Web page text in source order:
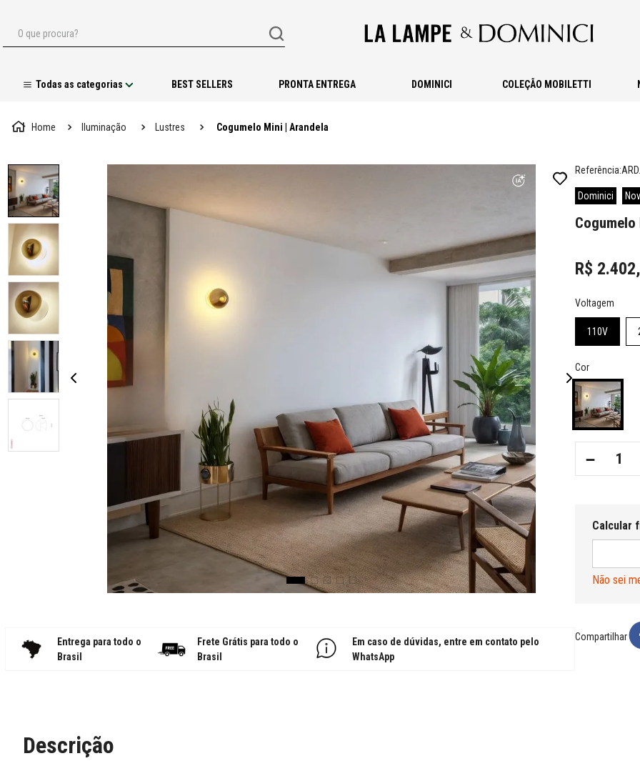
O que procura?
BEST SELLERS PRONTA ENTREGA DOMINICI COLEÇÃO MOBILETTI
Iluminação Lustres Cogumelo Mini | Arandela
Entrega para todo o
Brasil
Frete Grátis para todo o
Brasil
Em caso de dúvidas, entre em contato pelo
WhatsApp
Referência:
Dominici
R$ 2.402,
Voltagem
110V
Cor
－
Não sei
Compartilhar
Descrição